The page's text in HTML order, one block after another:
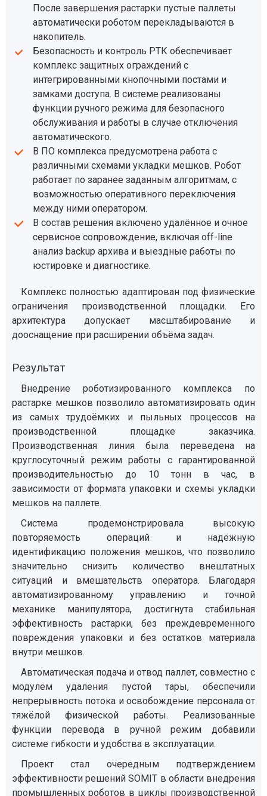
После завершения растарки пустые паллеты
автоматически роботом перекладываются в
накопитель.
Безопасность и контроль РТК обеспечивает
комплекс защитных ограждений с
интегрированными кнопочными постами и
замками доступа. В системе реализованы
функции ручного режима для безопасного
обслуживания и работы в случае отключения
автоматического.
В ПО комплекса предусмотрена работа с
различными схемами укладки мешков. Робот
работает по заранее заданным алгоритмам, с
возможностью оперативного переключения
между ними оператором.
В состав решения включено удалённое и очное
сервисное сопровождение, включая off-line
анализ backup архива и выездные работы по
юстировке и диагностике.
Комплекс полностью адаптирован под физические
ограничения производственной площадки. Его
архитектура допускает масштабирование и
дооснащение при расширении объёма задач.
Результат
Внедрение роботизированного комплекса по
растарке мешков позволило автоматизировать один
из самых трудоёмких и пыльных процессов на
производственной площадке заказчика.
Производственная линия была переведена на
круглосуточный режим работы с гарантированной
производительностью до 10 тонн в час, в
зависимости от формата упаковки и схемы укладки
мешков на паллете.
Система продемонстрировала высокую
повторяемость операций и надёжную
идентификацию положения мешков, что позволило
значительно снизить количество внештатных
ситуаций и вмешательств оператора. Благодаря
автоматизированному управлению и точной
механике манипулятора, достигнута стабильная
эффективность растарки, без преждевременного
повреждения упаковки и без остатков материала
внутри мешков.
Автоматическая подача и отвод паллет, совместно с
модулем удаления пустой тары, обеспечили
непрерывность потока и освобождение персонала от
тяжёлой физической работы. Реализованные
функции перевода в ручной режим добавили
системе гибкости и удобства в эксплуатации.
Проект стал очередным подтверждением
эффективности решений SOMIT в области внедрения
промышленных роботов в циклы производственной